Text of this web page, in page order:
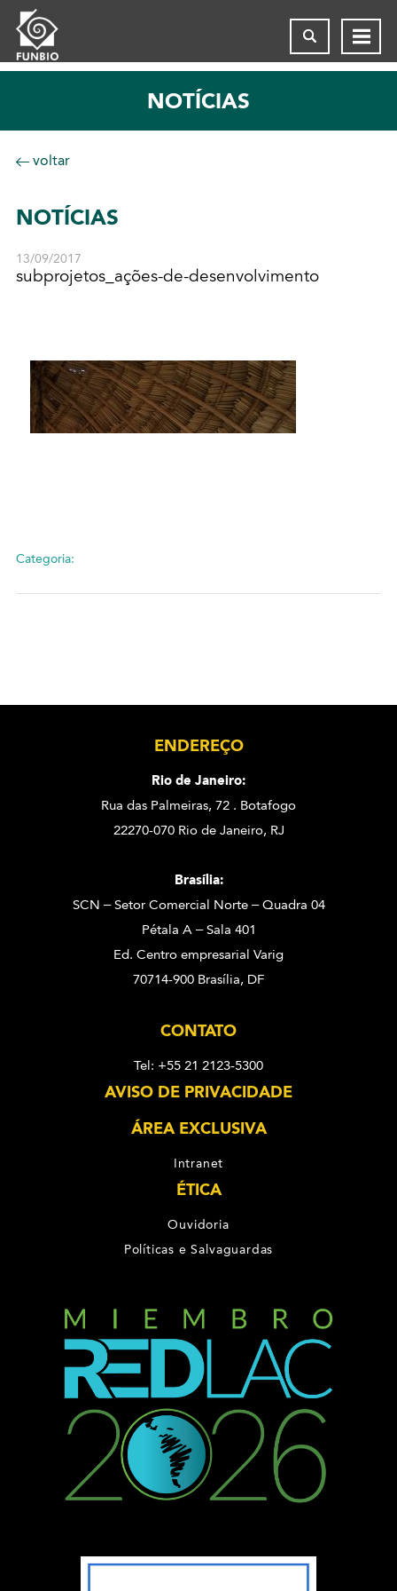
NOTÍCIAS
voltar
NOTÍCIAS
13/09/2017
subprojetos_ações-de-desenvolvimento
Categoria:
ENDEREÇO
Rio de Janeiro:
Rua das Palmeiras, 72 . Botafogo
22270-070 Rio de Janeiro, RJ
Brasília:
SCN – Setor Comercial Norte – Quadra 04
Pétala A – Sala 401
Ed. Centro empresarial Varig
70714-900 Brasília, DF
CONTATO
Tel: +55 21 2123-5300
AVISO DE PRIVACIDADE
ÁREA EXCLUSIVA
Intranet
ÉTICA
Ouvidoria
Políticas e Salvaguardas